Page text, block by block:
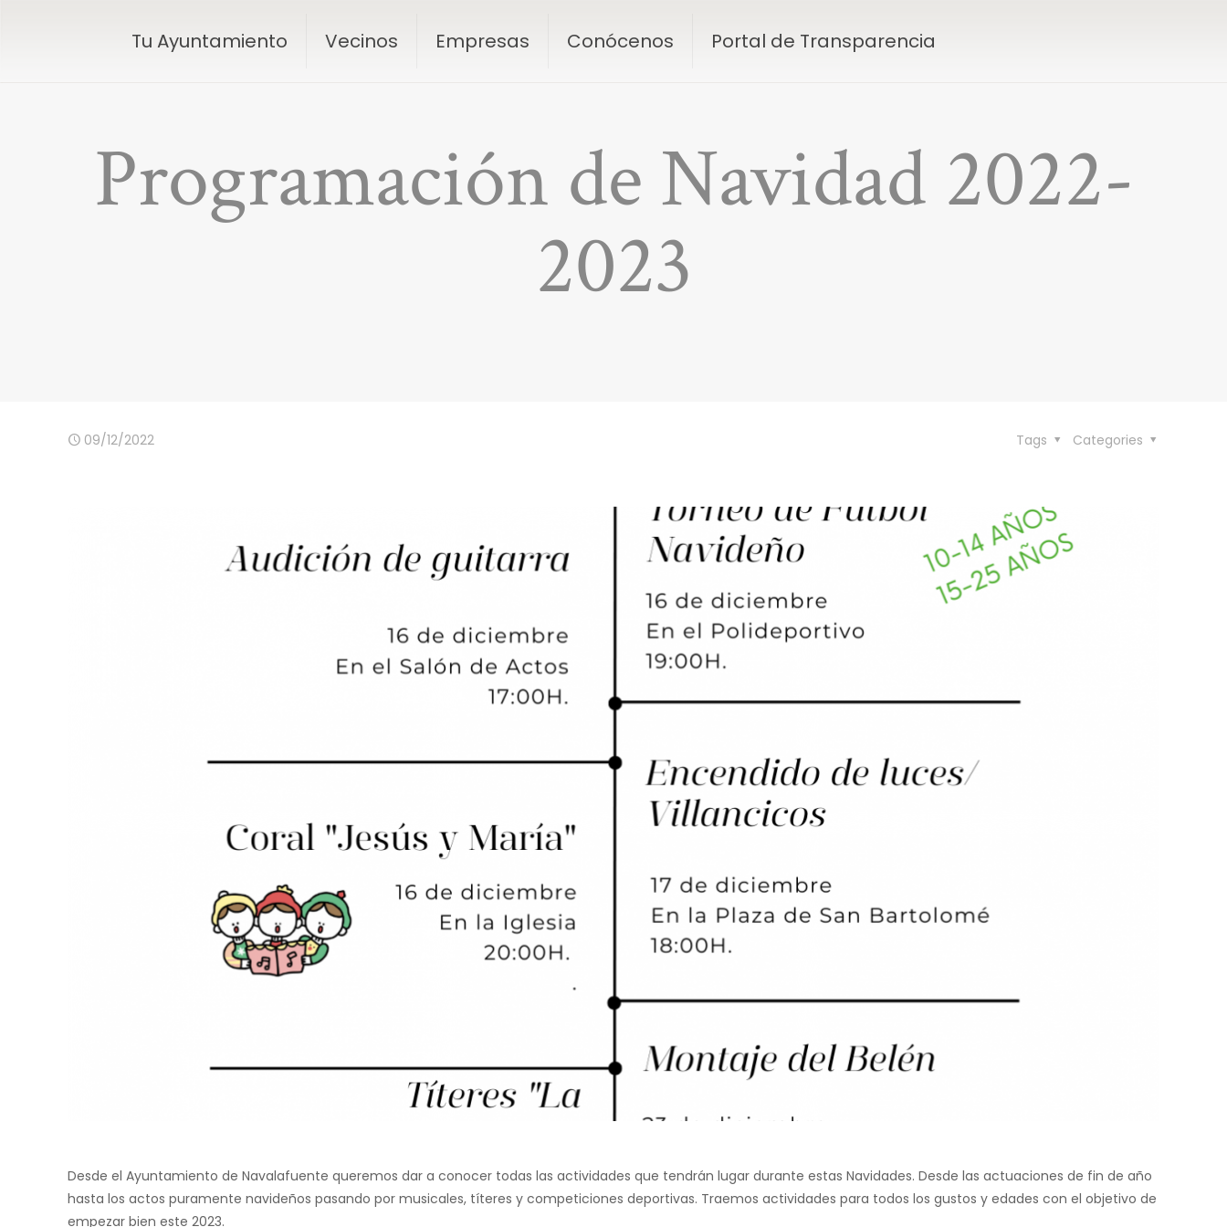
Tu Ayuntamiento Vecinos Empresas Conócenos Portal de Transparencia
Programación de Navidad 2022-
2023
09/12/2022 Categories
Tags
Desde el Ayuntamiento de Navalafuente queremos dar a conocer todas las actividades que tendrán lugar durante estas Navidades. Desde las actuaciones de fin de año
hasta los actos puramente navideños pasando por musicales, títeres y competiciones deportivas. Traemos actividades para todos los gustos y edades con el objetivo de
empezar bien este 2023.